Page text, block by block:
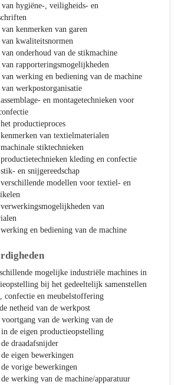
van hygiëne-, veiligheids- en
van kenmerken van garen
van kwaliteitsnormen
van onderhoud van de stikmachine
van rapporteringsmogelijkheden
van werking en bediening van de machine
van werkpostorganisatie
en montagetechnieken voor
productieproces
van textielmaterialen
stiktechnieken
kleding en confectie
en snijgereedschap
modellen voor textiel- en
van
en bediening van de machine
mogelijke industriële machines in
bij het gedeeltelijk samenstellen
confectie en meubelstoffering
netheid van de werkpost
voortgang van de werking van de
de eigen productieopstelling
draadafsnijder
eigen bewerkingen
vorige bewerkingen
werking van de machine/apparatuur